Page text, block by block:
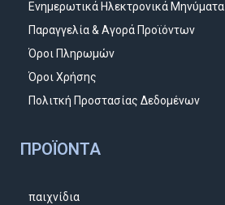
Ενημερωτικά Ηλεκτρονικά Μηνύματα
Παραγγελία & Αγορά Προϊόντων
Όροι Πληρωμών
Όροι Χρήσης
Πολιτκή Προστασίας Δεδομένων
ΠΡΟΪΌΝΤΑ
παιχνίδια